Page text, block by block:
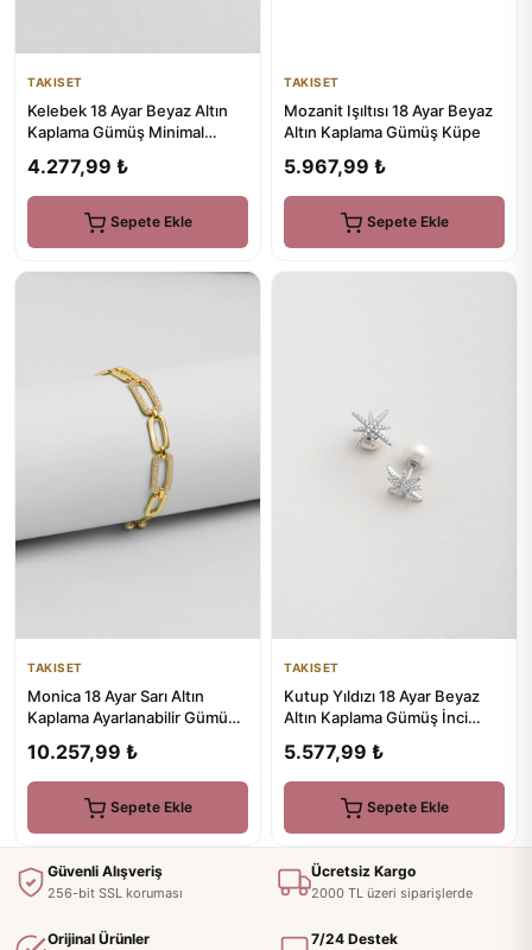
TAKISET
Kelebek 18 Ayar Beyaz Altın
Kaplama Gümüş Minimal
4.277,99 ₺
Sepete Ekle
TAKISET
Mozanit Işıltısı 18 Ayar Beyaz
Altın Kaplama Gümüş Küpe
5.967,99 ₺
Sepete Ekle
TAKISET
Monica 18 Ayar Sarı Altın
Kaplama Ayarlanabilir Gümüş
10.257,99 ₺
Sepete Ekle
TAKISET
Kutup Yıldızı 18 Ayar Beyaz
Altın Kaplama Gümüş İnci
5.577,99 ₺
Sepete Ekle
Güvenli Alışveriş
256-bit SSL koruması
Ücretsiz Kargo
2000 TL üzeri siparişlerde
Orijinal Ürünler 7/24 Destek